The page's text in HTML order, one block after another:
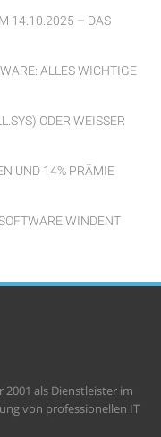
14.10.2025 – DAS
ALLES WICHTIGE
ODER WEISSER S
UND 14% PRÄMIE
WINDENT
2001 als Dienstleister im
von professionellen IT